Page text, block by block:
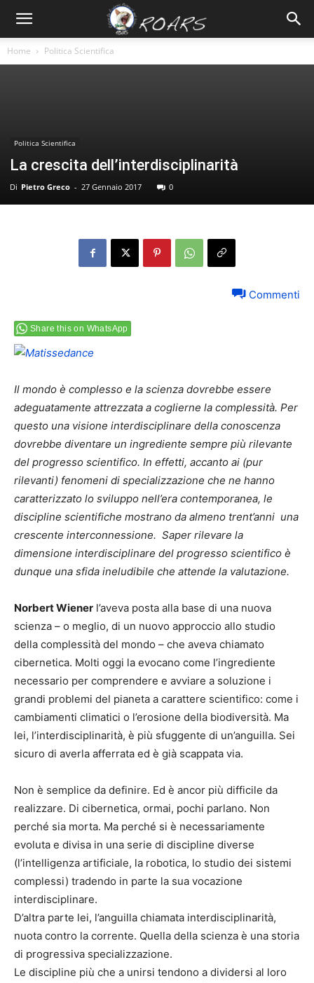
Home Politica Scientifica
Politica Scientifica
La crescita dell’interdisciplinarità
Di Pietro Greco - 27 Gennaio 2017 0
Commenti
Share this on WhatsApp
Il mondo è complesso e la scienza dovrebbe essere
adeguatamente attrezzata a coglierne la complessità. Per
questo una visione interdisciplinare della conoscenza
dovrebbe diventare un ingrediente sempre più rilevante
del progresso scientifico. In effetti, accanto ai (pur
rilevanti) fenomeni di specializzazione che ne hanno
caratterizzato lo sviluppo nell’era contemporanea, le
discipline scientifiche mostrano da almeno trent’anni una
crescente interconnessione. Saper rilevare la
dimensione interdisciplinare del progresso scientifico è
dunque una sfida ineludibile che attende la valutazione.
Norbert Wiener l’aveva posta alla base di una nuova
scienza – o meglio, di un nuovo approccio allo studio
della complessità del mondo – che aveva chiamato
cibernetica. Molti oggi la evocano come l’ingrediente
necessario per comprendere e avviare a soluzione i
grandi problemi del pianeta a carattere scientifico: come i
cambiamenti climatici o l’erosione della biodiversità. Ma
lei, l’interdisciplinarità, è più sfuggente di un’anguilla. Sei
sicuro di averla afferrata ed è già scappata via.
Non è semplice da definire. Ed è ancor più difficile da
realizzare. Di cibernetica, ormai, pochi parlano. Non
perché sia morta. Ma perché si è necessariamente
evoluta e divisa in una serie di discipline diverse
(l’intelligenza artificiale, la robotica, lo studio dei sistemi
complessi) tradendo in parte la sua vocazione
interdisciplinare.
D’altra parte lei, l’anguilla chiamata interdisciplinarità,
nuota contro la corrente. Quella della scienza è una storia
di progressiva specializzazione.
Le discipline più che a unirsi tendono a dividersi al loro